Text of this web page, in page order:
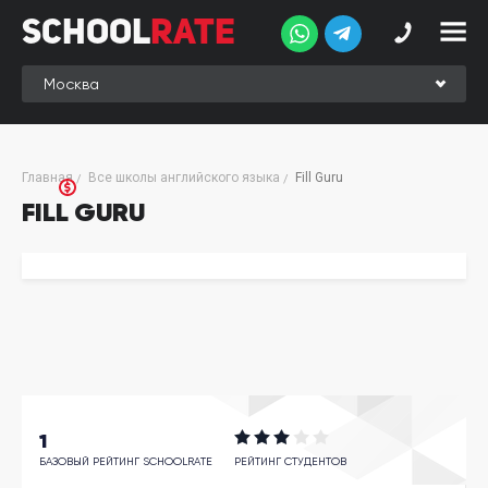
School
Rate
Рейтинг
Online-
рейтинг
SchoolRate
Главная Все школы английского языка Fill Guru
FILL GURU
1
БАЗОВЫЙ РЕЙТИНГ SCHOOLRATE РЕЙТИНГ СТУДЕНТОВ